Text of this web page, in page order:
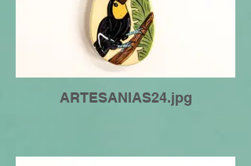
ARTESANIAS24.jpg